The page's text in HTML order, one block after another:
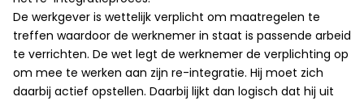
De werkgever is wettelijk verplicht om maatregelen te
treffen waardoor de werknemer in staat is passende arbeid
te verrichten. De wet legt de werknemer de verplichting op
om mee te werken aan zijn re-integratie. Hij moet zich
daarbij actief opstellen. Daarbij lijkt dan logisch dat hij uit